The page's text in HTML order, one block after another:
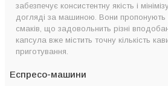
забезпечує консистентну якість і
догляді за машиною. Вони пропонують
смаків, що задовольнить різні
капсула вже містить точну кількість
приготування.
Еспресо-машини